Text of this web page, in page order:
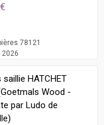
78121
2026
saillie HATCHET
Wood -
par Ludo de